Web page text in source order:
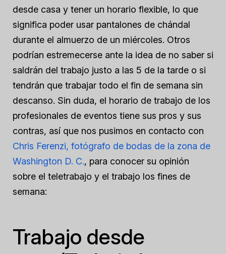
desde casa y tener un horario flexible, lo que
significa poder usar pantalones de chándal
durante el almuerzo de un miércoles. Otros
podrían estremecerse ante la idea de no saber si
saldrán del trabajo justo a las 5 de la tarde o si
tendrán que trabajar todo el fin de semana sin
descanso. Sin duda, el horario de trabajo de los
profesionales de eventos tiene sus pros y sus
contras, así que nos pusimos en contacto con
Chris Ferenzi, fotógrafo de bodas de la zona de
Washington D. C., para conocer su opinión
sobre el teletrabajo y el trabajo los fines de
semana:
Trabajo desde